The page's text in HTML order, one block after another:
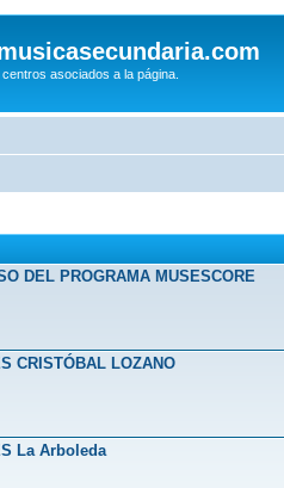
asociados a la página.
DEL PROGRAMA MUSESCORE
CRISTÓBAL LOZANO
La Arboleda